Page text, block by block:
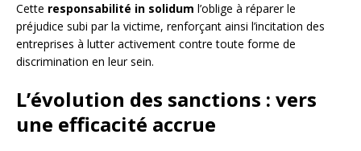
Cette responsabilité in solidum l’oblige à réparer le
préjudice subi par la victime, renforçant ainsi l’incitation des
entreprises à lutter activement contre toute forme de
discrimination en leur sein.
L’évolution des sanctions : vers
une efficacité accrue